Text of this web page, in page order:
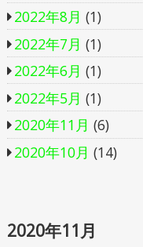
2022年8月 (1)
2022年7月 (1)
2022年6月 (1)
2022年5月 (1)
2020年11月 (6)
2020年10月 (14)
2020年11月